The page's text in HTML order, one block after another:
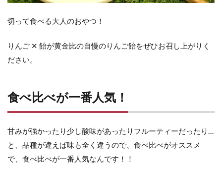
切って食べる大人のおやつ！
りんご ✕ 飴が黄金比の自慢のりんご飴をぜひお召し上がりく
ださい。
食べ比べが一番人気！
甘みが強かったり少し酸味があったりフルーティーだったり…
と、品種が違えば味も全く違うので、食べ比べがオススメ
で、食べ比べが一番人気なんです！！